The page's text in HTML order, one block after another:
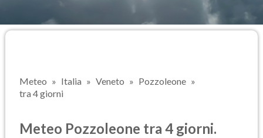
Meteo Italia Veneto
Pozzoleone
tra 4 giorni
Meteo Pozzoleone tra 4 giorni.